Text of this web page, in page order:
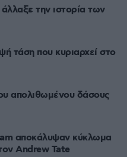
την ιστορία των
τάση που κυριαρχεί στο
απολιθωμένου δάσους
αποκάλυψαν κύκλωμα
Andrew Tate